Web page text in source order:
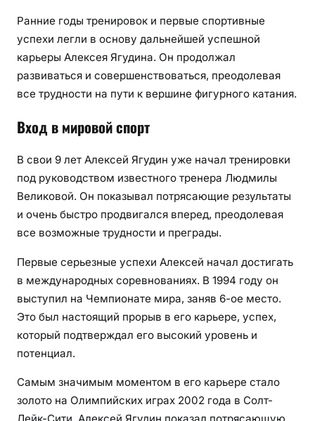
Ранние годы тренировок и первые спортивные
успехи легли в основу дальнейшей успешной
карьеры Алексея Ягудина. Он продолжал
развиваться и совершенствоваться, преодолевая
все трудности на пути к вершине фигурного катания.
Вход в мировой спорт
В свои 9 лет Алексей Ягудин уже начал тренировки
под руководством известного тренера Людмилы
Великовой. Он показывал потрясающие результаты
и очень быстро продвигался вперед, преодолевая
все возможные трудности и преграды.
Первые серьезные успехи Алексей начал достигать
в международных соревнованиях. В 1994 году он
выступил на Чемпионате мира, заняв 6-ое место.
Это был настоящий прорыв в его карьере, успех,
который подтверждал его высокий уровень и
потенциал.
Самым значимым моментом в его карьере стало
золото на Олимпийских играх 2002 года в Солт-
Лейк-Сити. Алексей Ягудин показал потрясающую